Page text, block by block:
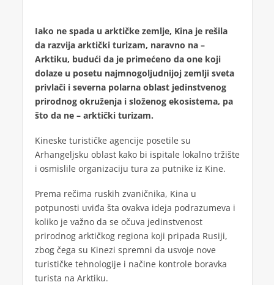
Iako ne spada u arktičke zemlje, Kina je rešila
da razvija arktički turizam, naravno na –
Arktiku, budući da je primećeno da one koji
dolaze u posetu najmnogoljudnijoj zemlji sveta
privlači i severna polarna oblast jedinstvenog
prirodnog okruženja i složenog ekosistema, pa
što da ne – arktički turizam.
Kineske turističke agencije posetile su
Arhangeljsku oblast kako bi ispitale lokalno tržište
i osmislile organizaciju tura za putnike iz Kine.
Prema rečima ruskih zvaničnika, Kina u
potpunosti uviđa šta ovakva ideja podrazumeva i
koliko je važno da se očuva jedinstvenost
prirodnog arktičkog regiona koji pripada Rusiji,
zbog čega su Kinezi spremni da usvoje nove
turističke tehnologije i načine kontrole boravka
turista na Arktiku.